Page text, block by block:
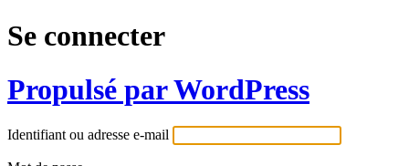
Se connecter
Propulsé par WordPress
Identifiant ou adresse e-mail